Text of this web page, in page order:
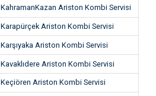
KahramanKazan Ariston Kombi Servisi
Karapürçek Ariston Kombi Servisi
Karşıyaka Ariston Kombi Servisi
Kavaklıdere Ariston Kombi Servisi
Keçiören Ariston Kombi Servisi